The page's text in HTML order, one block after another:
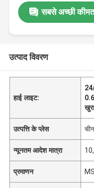
सबसे अच्छी
उत्पाद विवरण
हाई लाइट:
उत्पत्ति के प्लेस चीन
न्यूनतम आदेश मात्रा
प्रमाणन